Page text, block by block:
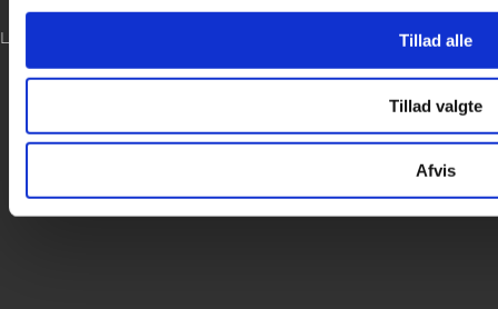
Tillad alle
Tillad valgte
Afvis
LOG IND
